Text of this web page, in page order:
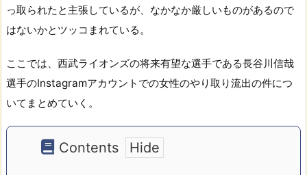
っ取られたと主張しているが、なかなか厳しいものがあるので
はないかとツッコまれている。
ここでは、西武ライオンズの将来有望な選手である長谷川信哉
選手のInstagramアカウントでの女性のやり取り流出の件につ
いてまとめていく。
Contents